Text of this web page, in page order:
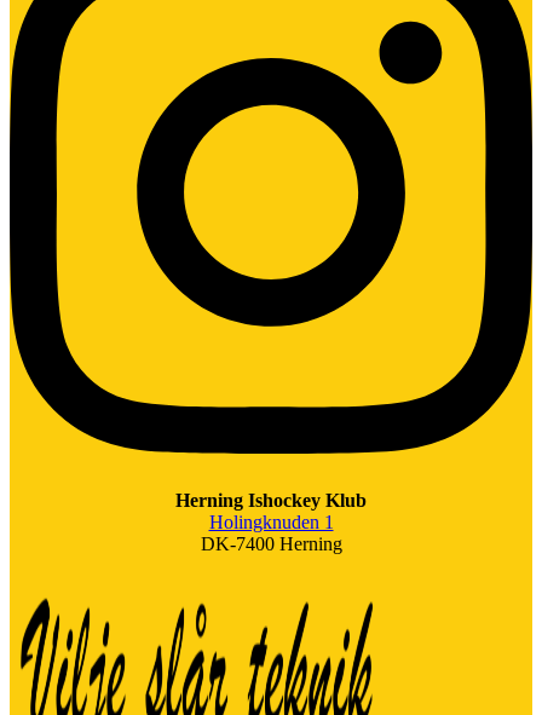
Herning Ishockey Klub
Holingknuden 1
DK-7400 Herning